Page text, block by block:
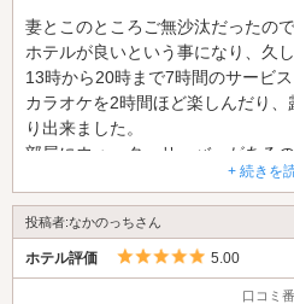
妻とこのところご無沙汰だったの
ホテルが良いという事になり、久
13時から20時まで7時間のサービ
カラオケを2時間ほど楽しんだり、
り出来ました。
部屋にウォーターサーバーがある
コロナ禍もあり数年ぶりに利用し
の欲求も満たすにはもってこいな
たいと思います。
+ 続きを
投稿者:なかのっちさん
ホテル評価 5つ星のうち
5.00
口コミ